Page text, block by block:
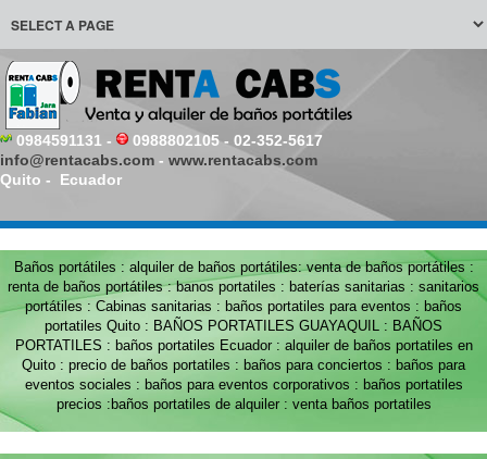
0984591131 -
0988802105 - 02-352-5617
info@rentacabs.com - www.rentacabs.com
Quito - Ecuador
Baños portátiles : alquiler de baños portátiles: venta de baños portátiles :
renta de baños portátiles : banos portatiles : baterías sanitarias : sanitarios
portátiles : Cabinas sanitarias : baños portatiles para eventos : baños
portatiles Quito : BAÑOS PORTATILES GUAYAQUIL : BAÑOS
PORTATILES : baños portatiles Ecuador : alquiler de baños portatiles en
Quito : precio de baños portatiles : baños para conciertos : baños para
eventos sociales : baños para eventos corporativos : baños portatiles
precios :baños portatiles de alquiler : venta baños portatiles